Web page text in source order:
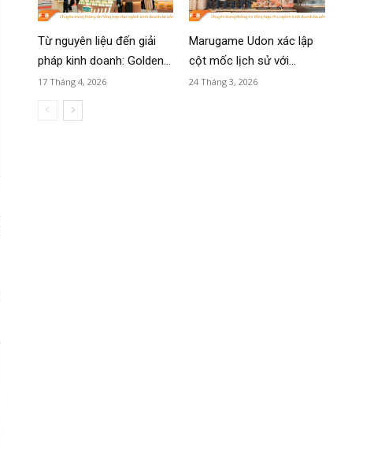
Từ nguyên liệu đến giải
pháp kinh doanh: Golden...
17 Tháng 4, 2026
Marugame Udon xác lập
cột mốc lịch sử với...
24 Tháng 3, 2026